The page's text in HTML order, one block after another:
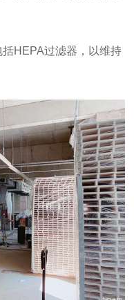
HEPA过滤器，以维持